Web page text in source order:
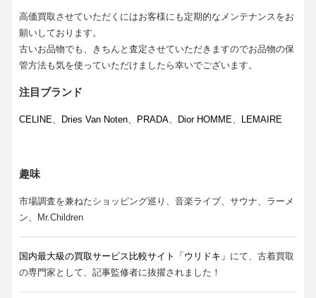
高価買取させていただくにはお客様にも定期的なメンテナンスをお
願いしております。
古いお品物でも、きちんと査定させていただきますのでお品物の保
管方法も気を使っていただけましたら幸いでございます。
注目ブランド
CELINE、 Dries Van Noten、 PRADA、 Dior HOMME、 LEMAIRE
趣味
市場調査を兼ねたショッピング巡り、音楽ライブ、サウナ、ラーメ
ン、Mr.Children
国内最大級の買取サービス比較サイト「ウリドキ」 にて、古着買取
の専門家として、記事監修者に抜擢されました！